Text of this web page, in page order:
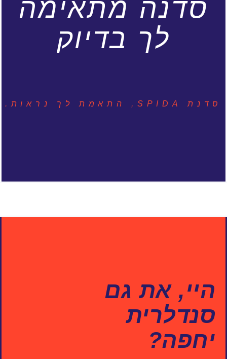
סדנה מתאימה
לך בדיוק
סדנת SPIDA, התאמת לך נראות.
היי, את גם
סנדלרית
יחפה?